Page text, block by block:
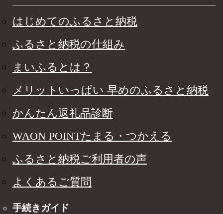
はじめてのふるさと納税
ふるさと納税の仕組み
まいふるとは？
メリットいっぱい 早めのふるさと納税
かんたん返礼品診断
WAON POINTたまる・つかえる
ふるさと納税ご利用者の声
よくあるご質問
手続きガイド